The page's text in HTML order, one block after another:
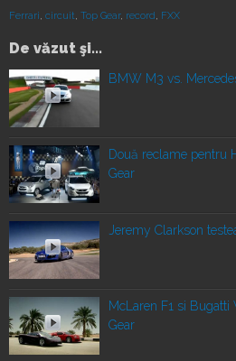
Ferrari, circuit, Top Gear, record, FXX
De văzut şi...
BMW M3 vs.
Două reclame pentru
Gear
Jeremy Clarkson
McLaren F1 si Bugatti
Gear